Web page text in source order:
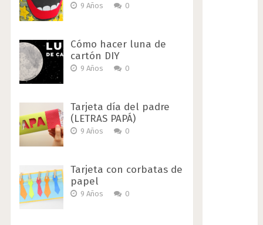
9 Años 0
Cómo hacer luna de
cartón DIY
9 Años 0
Tarjeta día del padre
(LETRAS PAPÁ)
9 Años 0
Tarjeta con corbatas de
papel
9 Años 0